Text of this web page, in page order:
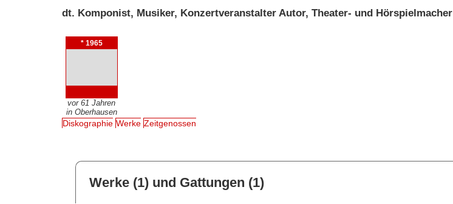
dt. Komponist, Musiker, Konzertveranstalter Autor, Theater- und Hörspielmacher
* 1965
vor 61 Jahren
in Oberhausen
Diskographie Werke Zeitgenossen
Werke (1) und Gattungen (1)